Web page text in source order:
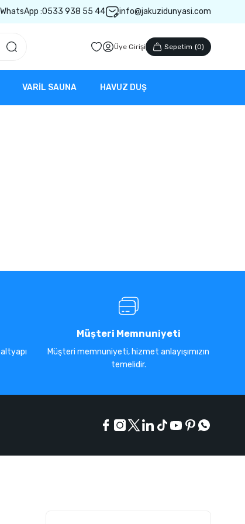
WhatsApp :0533 938 55 44 info@jakuzidunyasi.com
Üye Girişi Sepetim (0)
VARİL SAUNA HAVUZ DUŞ
Müşteri Memnuniyeti
Müşteri memnuniyeti, hizmet anlayışımızın
temelidir.